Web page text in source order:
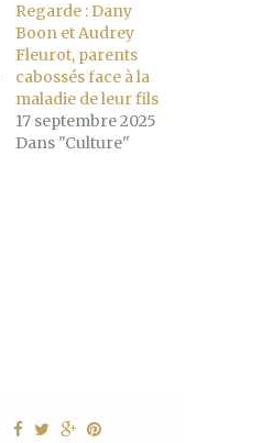
Regarde : Dany
Boon et Audrey
Fleurot, parents
cabossés face à la
maladie de leur fils
17 septembre 2025
Dans "Culture"